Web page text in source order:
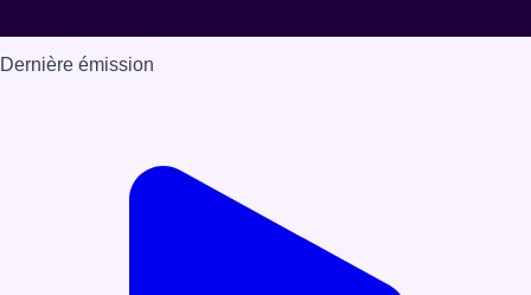
Dernière émission